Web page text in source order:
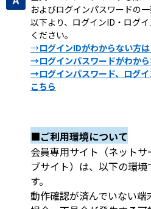
およびログインパスワードの一
以下より、ログインID・ログ
ください。
→ログインIDがわからない方
→ログインパスワードがわから
→ログインパスワード、ログ
こちら
■ご利用環境について
会員専用サイト（ネット
ブサイト）は、以下の環
す。
動作確認が済んでいない